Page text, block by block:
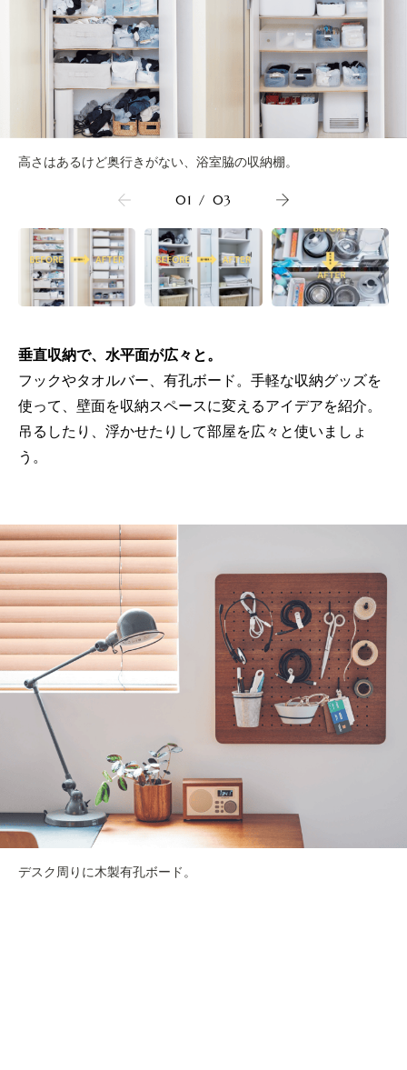
高さはあるけど奥行きがない、浴室脇の収納棚。
01 / 03
垂直収納で、水平面が広々と。
フックやタオルバー、有孔ボード。手軽な収納グッズを
使って、壁面を収納スペースに変えるアイデアを紹介。
吊るしたり、浮かせたりして部屋を広々と使いましょ
う。
デスク周りに木製有孔ボード。